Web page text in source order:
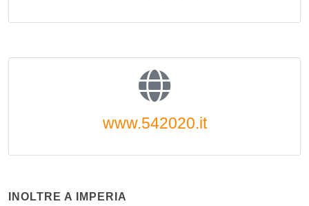
www.542020.it
INOLTRE A IMPERIA